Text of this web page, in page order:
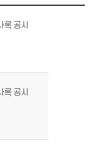
공시
공시